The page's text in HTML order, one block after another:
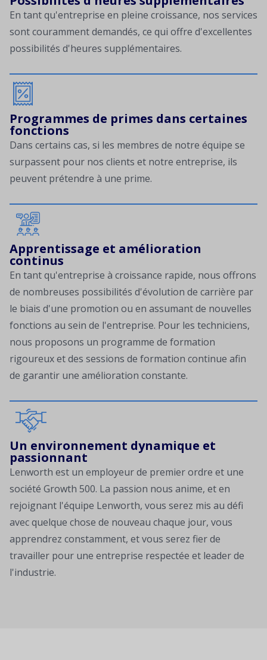
En tant qu'entreprise en pleine croissance, nos services
sont couramment demandés, ce qui offre d'excellentes
possibilités d'heures supplémentaires.
Programmes de primes dans certaines
fonctions
Dans certains cas, si les membres de notre équipe se
surpassent pour nos clients et notre entreprise, ils
peuvent prétendre à une prime.
Apprentissage et amélioration
continus
En tant qu'entreprise à croissance rapide, nous offrons
de nombreuses possibilités d'évolution de carrière par
le biais d'une promotion ou en assumant de nouvelles
fonctions au sein de l'entreprise. Pour les techniciens,
nous proposons un programme de formation
rigoureux et des sessions de formation continue afin
de garantir une amélioration constante.
Un environnement dynamique et
passionnant
Lenworth est un employeur de premier ordre et une
société Growth 500. La passion nous anime, et en
rejoignant l'équipe Lenworth, vous serez mis au défi
avec quelque chose de nouveau chaque jour, vous
apprendrez constamment, et vous serez fier de
travailler pour une entreprise respectée et leader de
l'industrie.